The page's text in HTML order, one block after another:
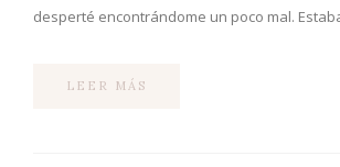
desperté encontrándome un poco mal.
LEER MÁS